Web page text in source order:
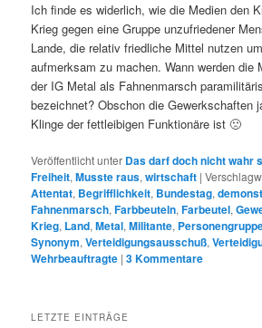
Ich finde es widerlich, wie die Medien den
Krieg gegen eine Gruppe unzufriedener
Lande, die relativ friedliche Mittel nutzen
aufmerksam zu machen. Wann werden die
der IG Metal als Fahnenmarsch
bezeichnet? Obschon die Gewerkschaften
Klinge der fettleibigen Funktionäre ist 🙁
Veröffentlicht unter Das darf doch nicht wahr
Freiheit,Musste raus,wirtschaft |
Attentat, Begrifflichkeit, Bundestag,
Fahnenmarsch,Farbbeuteln,Farbeutel,
Krieg, Land,Metal,Militante,
Synonym,Verteidigungsausschuß,
Wehrbeauftragte |3Kommentare
LETZTE EINTRÄGE